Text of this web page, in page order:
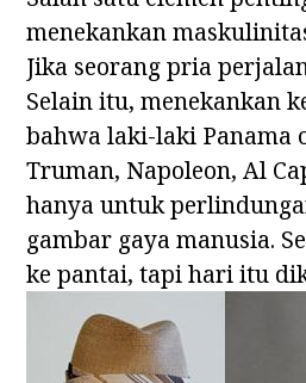
menekankan
Jika seorang pria
Selain itu, menekankan
bahwa laki-laki Panama
Truman, Napoleon, Al
hanya untuk
gambar gaya manusia.
ke pantai, tapi hari itu